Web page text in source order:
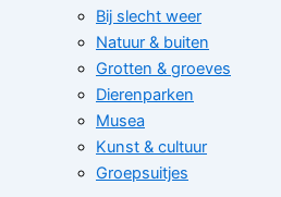
Bij slecht weer
Natuur & buiten
Grotten & groeves
Dierenparken
Musea
Kunst & cultuur
Groepsuitjes